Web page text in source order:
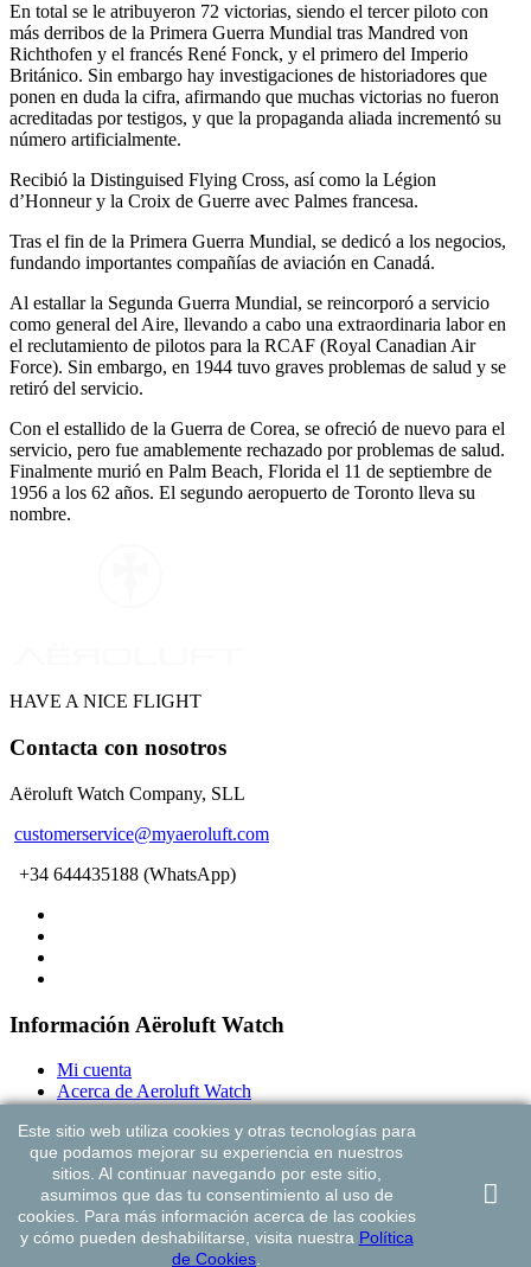
En total se le atribuyeron 72 victorias, siendo el tercer piloto con
más derribos de la Primera Guerra Mundial tras Mandred von
Richthofen y el francés René Fonck, y el primero del Imperio
Británico. Sin embargo hay investigaciones de historiadores que
ponen en duda la cifra, afirmando que muchas victorias no fueron
acreditadas por testigos, y que la propaganda aliada incrementó su
número artificialmente.
Recibió la Distinguised Flying Cross, así como la Légion
d’Honneur y la Croix de Guerre avec Palmes francesa.
Tras el fin de la Primera Guerra Mundial, se dedicó a los negocios,
fundando importantes compañías de aviación en Canadá.
Al estallar la Segunda Guerra Mundial, se reincorporó a servicio
como general del Aire, llevando a cabo una extraordinaria labor en
el reclutamiento de pilotos para la RCAF (Royal Canadian Air
Force). Sin embargo, en 1944 tuvo graves problemas de salud y se
retiró del servicio.
Con el estallido de la Guerra de Corea, se ofreció de nuevo para el
servicio, pero fue amablemente rechazado por problemas de salud.
Finalmente murió en Palm Beach, Florida el 11 de septiembre de
1956 a los 62 años. El segundo aeropuerto de Toronto lleva su
nombre.
HAVE A NICE FLIGHT
Contacta con nosotros
Aëroluft Watch Company, SLL
customerservice@myaeroluft.com
+34 644435188 (WhatsApp)
Información Aëroluft Watch
Mi cuenta
Acerca de Aeroluft Watch
Garantía limitada de dos años
GASTOS DE ENVÍO
© 2025Aeroluft Watch Company
Política de privacidad / Aviso legal
Política de cookies
Este sitio web utiliza cookies y otras tecnologías para
que podamos mejorar su experiencia en nuestros
sitios. Al continuar navegando por este sitio,
asumimos que das tu consentimiento al uso de
cookies. Para más información acerca de las cookies
y cómo pueden deshabilitarse, visita nuestra Política
de Cookies